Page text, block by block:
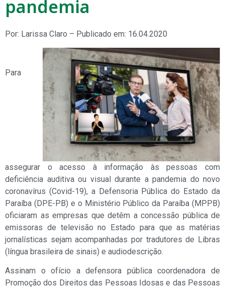
pandemia
Por: Larissa Claro – Publicado em: 16.04.2020
Para
assegurar o acesso à informação às pessoas com
deficiência auditiva ou visual durante a pandemia do novo
coronavírus (Covid-19), a Defensoria Pública do Estado da
Paraíba (DPE-PB) e o Ministério Público da Paraíba (MPPB)
oficiaram as empresas que detêm a concessão pública de
emissoras de televisão no Estado para que as matérias
jornalísticas sejam acompanhadas por tradutores de Libras
(língua brasileira de sinais) e audiodescrição.
Assinam o ofício a defensora pública coordenadora de
Promoção dos Direitos das Pessoas Idosas e das Pessoas